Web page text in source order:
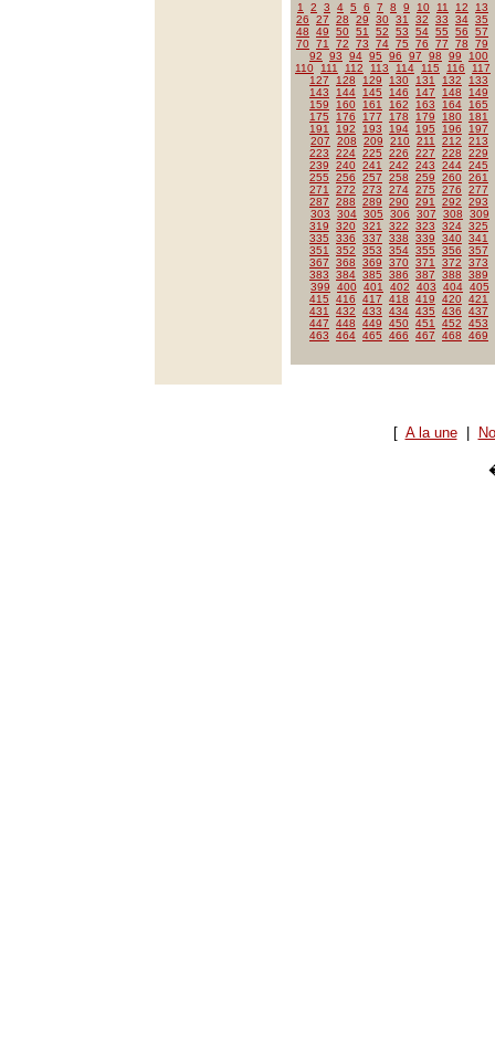
1 2 3 4 5 6 7 8 9 10 11 12
13
26
27 28 29 30 31 32 33 34 35
48
49 50 51 52 53 54 55 56
57
70 71 72 73 74 75 76 77 78
79
92
93 94 95 96 97 98 99
100
110
111 112 113 114 115 116
117
127
128 129 130 131 132
133
143
144 145 146 147 148
149
159
160 161 162 163 164
165
175
176 177 178 179 180
181
191
192 193 194 195 196
197
207
208 209 210 211 212
213
223
224 225 226 227 228
229
239
240 241 242 243 244 245
255
256 257 258 259 260 261
271
272 273 274 275 276
277
287
288 289 290 291 292
293
303
304 305 306 307 308
309
319
320 321 322 323 324 325
335
336 337 338 339 340 341
351
352 353 354 355 356
357
367
368 369 370 371 372
373
383
384 385 386 387 388
389
399
400 401 402 403 404 405
415
416 417 418 419 420 421
431
432 433 434 435 436
437
447
448 449 450 451 452
453
463
464 465 466 467 468 469
[ A la une|